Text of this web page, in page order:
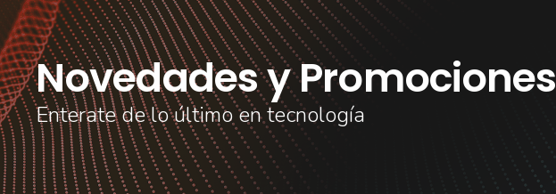
Novedades y Promociones
Enterate de lo último en tecnología